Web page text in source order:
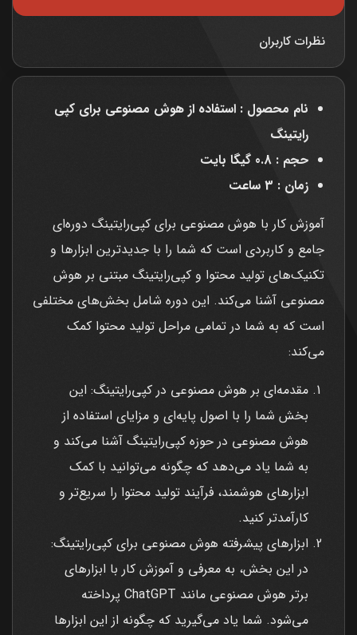
نظرات کاربران
نام محصول : استفاده از هوش مصنوعی برای کپی
رایتینگ
حجم : 0.8 گیگا بایت
زمان : 3 ساعت
آموزش کار با هوش مصنوعی برای کپی‌رایتینگ دوره‌ای
جامع و کاربردی است که شما را با جدیدترین ابزارها و
تکنیک‌های تولید محتوا و کپی‌رایتینگ مبتنی بر هوش
مصنوعی آشنا می‌کند. این دوره شامل بخش‌های مختلفی
است که به شما در تمامی مراحل تولید محتوا کمک
می‌کند:
مقدمه‌ای بر هوش مصنوعی در کپی‌رایتینگ: این
بخش شما را با اصول پایه‌ای و مزایای استفاده از
هوش مصنوعی در حوزه کپی‌رایتینگ آشنا می‌کند و
به شما یاد می‌دهد که چگونه می‌توانید با کمک
ابزارهای هوشمند، فرآیند تولید محتوا را سریع‌تر و
کارآمدتر کنید.
ابزارهای پیشرفته هوش مصنوعی برای کپی‌رایتینگ:
در این بخش، به معرفی و آموزش کار با ابزارهای
برتر هوش مصنوعی مانند ChatGPT پرداخته
می‌شود. شما یاد می‌گیرید که چگونه از این ابزارها